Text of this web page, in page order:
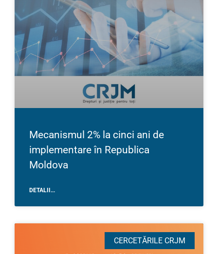
Mecanismul 2% la cinci ani de
implementare în Republica
Moldova
DETALII...
CERCETĂRILE CRJM